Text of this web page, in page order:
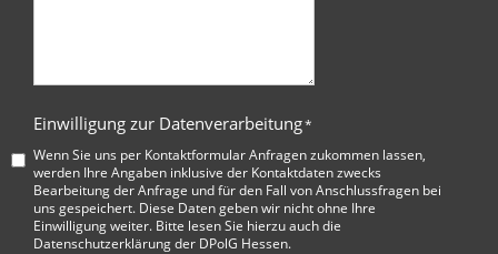
Einwilligung zur Datenverarbeitung*
Wenn Sie uns per Kontaktformular Anfragen zukommen lassen,
werden Ihre Angaben inklusive der Kontaktdaten zwecks
Bearbeitung der Anfrage und für den Fall von Anschlussfragen bei
uns gespeichert. Diese Daten geben wir nicht ohne Ihre
Einwilligung weiter. Bitte lesen Sie hierzu auch die
Datenschutzerklärung der DPolG Hessen.